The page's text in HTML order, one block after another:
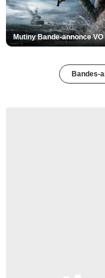
Mutiny Bande-annonce VO
Bandes-